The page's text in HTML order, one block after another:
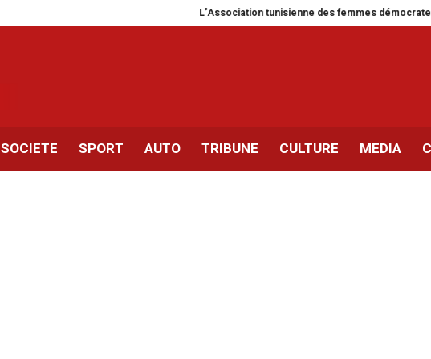
L’Association tunisienne des femmes démocrates
SOCIETE SPORT AUTO TRIBUNE CULTURE MEDIA